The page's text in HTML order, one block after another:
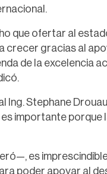
que ofertar al
crecer gracias al
de la excelencia
Ing. Stephane
importante porque
es
poder apoyar al